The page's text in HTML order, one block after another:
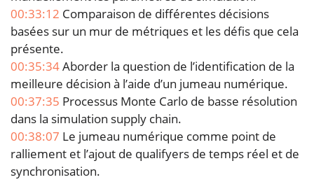
00:33:12 Comparaison de différentes décisions
basées sur un mur de métriques et les défis que cela
présente.
00:35:34Aborder la question de l’identification de la
meilleure décision à l’aide d’un jumeau numérique.
00:37:35 Processus Monte Carlo de basse résolution
dans la simulation supply chain.
00:38:07 Le jumeau numérique comme point de
ralliement et l’ajout de qualifyers de temps réel et de
synchronisation.